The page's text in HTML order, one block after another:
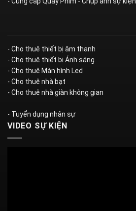
- Cho thuê thiết bị âm thanh
- Cho thuê thiết bị Ánh sáng
- Cho thuê Màn hình Led
- Cho thuê nhà bạt
- Cho thuê nhà giàn không gian
- Tuyển dụng nhân sự
VIDEO SỰ KIỆN